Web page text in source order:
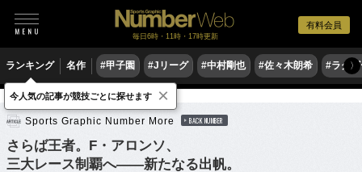
有料会員
毎日6時・11時・17時更新
ランキング 名作 #甲子園 #Jリーグ #中村剛也 #佐々木朗希 #ラグ〉
モータースポーツ F1
Sports Graphic Number More BACK NUMBER
さらば王者。F・アロンソ、
三大レース制覇へ――新たなる出帆。
今人気の記事が競技ごとに探せます ×